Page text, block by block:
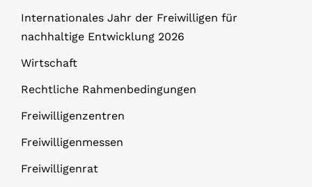
Internationales Jahr der Freiwilligen für
nachhaltige Entwicklung 2026
Wirtschaft
Rechtliche Rahmenbedingungen
Freiwilligenzentren
Freiwilligenmessen
Freiwilligenrat